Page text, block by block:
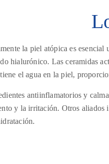
la piel atópica es
hialurónico. Las ceramidas
el agua en la piel,
antiinflamatorios y
y la irritación. Otros